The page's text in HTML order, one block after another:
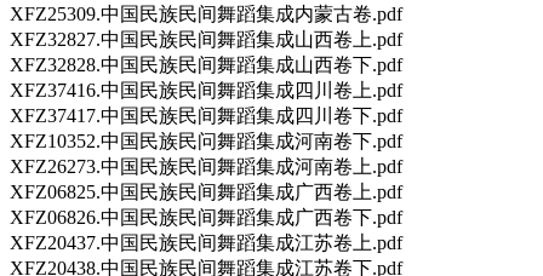
XFZ25309.中国民族民间舞蹈集成内蒙古卷.pdf
XFZ32827.中国民族民间舞蹈集成山西卷上.pdf
XFZ32828.中国民族民间舞蹈集成山西卷下.pdf
XFZ37416.中国民族民间舞蹈集成四川卷上.pdf
XFZ37417.中国民族民间舞蹈集成四川卷下.pdf
XFZ10352.中国民族民问舞蹈集成河南卷下.pdf
XFZ26273.中国民族民间舞蹈集成河南卷上.pdf
XFZ06825.中国民族民间舞蹈集成广西卷上.pdf
XFZ06826.中国民族民间舞蹈集成广西卷下.pdf
XFZ20437.中国民族民间舞蹈集成江苏卷上.pdf
XFZ20438.中国民族民间舞蹈集成江苏卷下.pdf